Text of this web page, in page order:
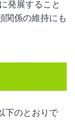
発展すること
関係の維持にも
下のとおりで